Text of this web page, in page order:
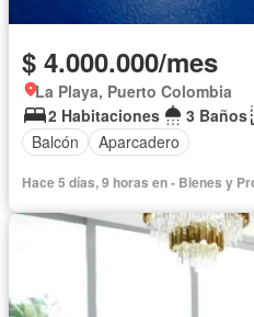
$ 4.000.000/mes
La Playa, Puerto Colombia
2 Habitaciones
3 Baños
Balcón
Aparcadero
Hace 5 días, 9 horas en - Bienes y